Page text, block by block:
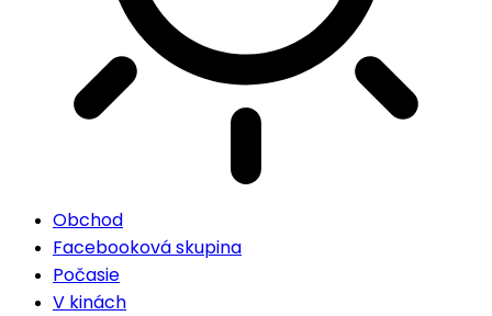
Obchod
Facebooková skupina
Počasie
V kinách